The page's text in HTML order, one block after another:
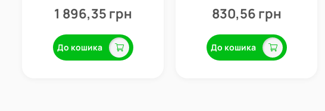
1 896,35 грн
До кошика
830,56 грн
До кошика